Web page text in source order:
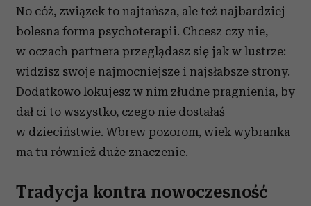
No cóż, związek to najtańsza, ale też najbardziej
bolesna forma psychoterapii. Chcesz czy nie,
w oczach partnera przeglądasz się jak w lustrze:
widzisz swoje najmocniejsze i najsłabsze strony.
Dodatkowo lokujesz w nim złudne pragnienia, by
dał ci to wszystko, czego nie dostałaś
w dzieciństwie. Wbrew pozorom, wiek wybranka
ma tu również duże znaczenie.
Tradycja kontra nowoczesność